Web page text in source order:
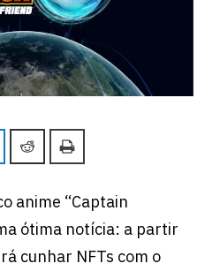
anime “Captain
ótima notícia: a partir
cunhar NFTs com o